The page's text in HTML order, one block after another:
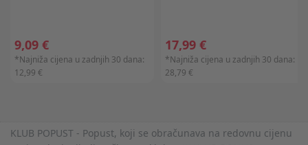
9,09 €
*Najniža cijena u zadnjih 30 dana:
12,99 €
17,99 €
*Najniža cijena u zadnjih 30 dana:
28,79 €
KLUB POPUST - Popust, koji se obračunava na redovnu cijenu